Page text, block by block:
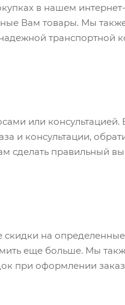
в нашем
Вам товары. Мы
транспортной
или консультацией.
и консультации,
правильный
на определенные
еще больше. Мы
при оформлении